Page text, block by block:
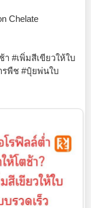
Chelate
#เพิ่มสีเขียวให้ใบ
รพืช #ปุ๋ยพ่นใบ